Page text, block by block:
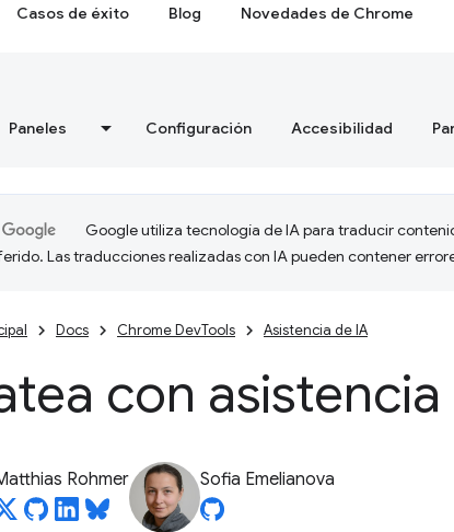
Casos de éxito Blog Novedades de Chrome
Paneles Configuración Accesibilidad
Google utiliza tecnología de IA para traducir
Las traducciones realizadas con IA pueden contener
Docs Chrome DevTools Asistencia de IA
con asistencia
Rohmer Sofia Emelianova